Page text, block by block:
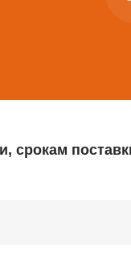
срокам